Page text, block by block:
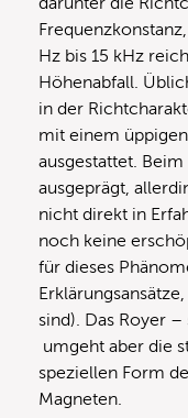
Hz bis 15 kHz
Höhenabfall.
in der
mit einem
ausgestattet.
ausgeprägt,
nicht direkt in
noch keine
für dieses
sind). Das Royer
umgeht aber die
speziellen Form
Magneten.